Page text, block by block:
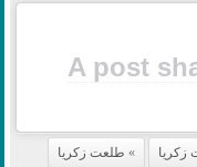
A post
زكريا
طلعت زكريا